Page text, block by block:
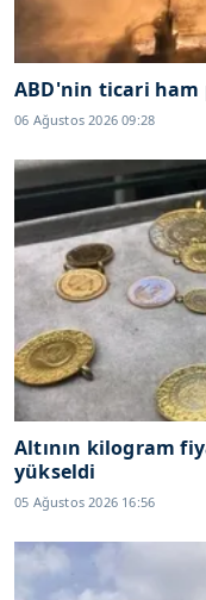
ABD'nin ticari ham
06 Ağustos 2026 09:28
Altının kilogram
yükseldi
05 Ağustos 2026 16:56